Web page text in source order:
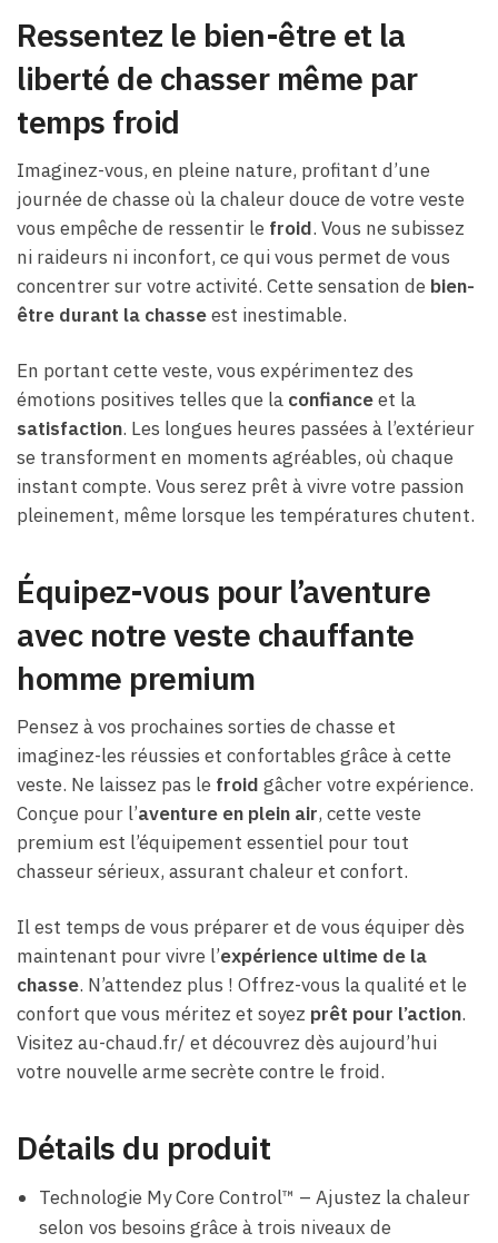
Ressentez le bien-être et la
liberté de chasser même par
temps froid
Imaginez-vous, en pleine nature, profitant d’une
journée de chasse où la chaleur douce de votre veste
vous empêche de ressentir le froid. Vous ne subissez
ni raideurs ni inconfort, ce qui vous permet de vous
concentrer sur votre activité. Cette sensation de bien-
être durant la chasseest inestimable.
En portant cette veste, vous expérimentez des
émotions positives telles que la confianceet la
satisfaction. Les longues heures passées à l’extérieur
se transforment en moments agréables, où chaque
instant compte. Vous serez prêt à vivre votre passion
pleinement, même lorsque les températures chutent.
Équipez-vous pour l’aventure
avec notre veste chauffante
homme premium
Pensez à vos prochaines sorties de chasse et
imaginez-les réussies et confortables grâce à cette
veste. Ne laissez pas le froid gâcher votre expérience.
Conçue pour l’aventure en plein air, cette veste
premium est l’équipement essentiel pour tout
chasseur sérieux, assurant chaleur et confort.
Il est temps de vous préparer et de vous équiper dès
maintenant pour vivre l’expérience ultime de la
chasse. N’attendez plus ! Offrez-vous la qualité et le
confort que vous méritez et soyez prêt pour l’action.
Visitez au-chaud.fr/ et découvrez dès aujourd’hui
votre nouvelle arme secrète contre le froid.
Détails du produit
Technologie My Core Control™ – Ajustez la chaleur
selon vos besoins grâce à trois niveaux de